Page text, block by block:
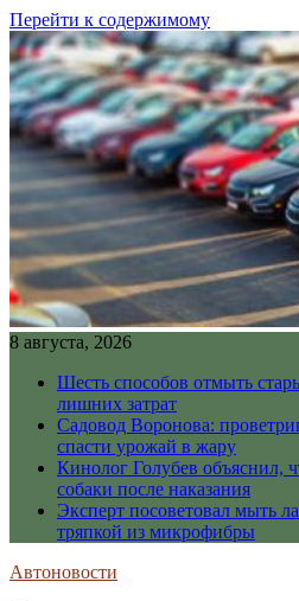
Перейти к содержимому
8 августа, 2026
Шесть способов отмыть
лишних затрат
Садовод Воронова:
спасти урожай в жару
Кинолог Голубев объяснил,
собаки после наказания
Эксперт посоветовал мыть
тряпкой из микрофибры
Автоновости